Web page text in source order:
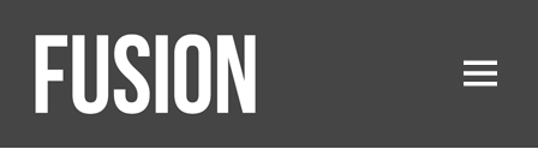
Inhalt
springenFUSION Menü